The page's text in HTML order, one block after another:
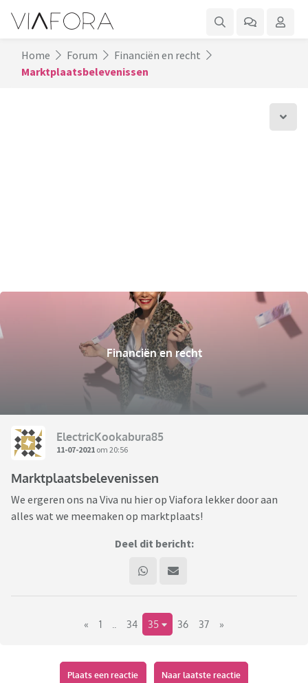
Home Forum
Financiën en recht
Marktplaatsbelevenissen
Financiën en recht
ElectricKookabura85
11-07-2021 om 20:56
Marktplaatsbelevenissen
We ergeren ons na Viva nu hier op Viafora lekker door aan
alles wat we meemaken op marktplaats!
Deel dit bericht:
« 1 34 35 36 37 »
Plaats een reactie Naar laatste reactie